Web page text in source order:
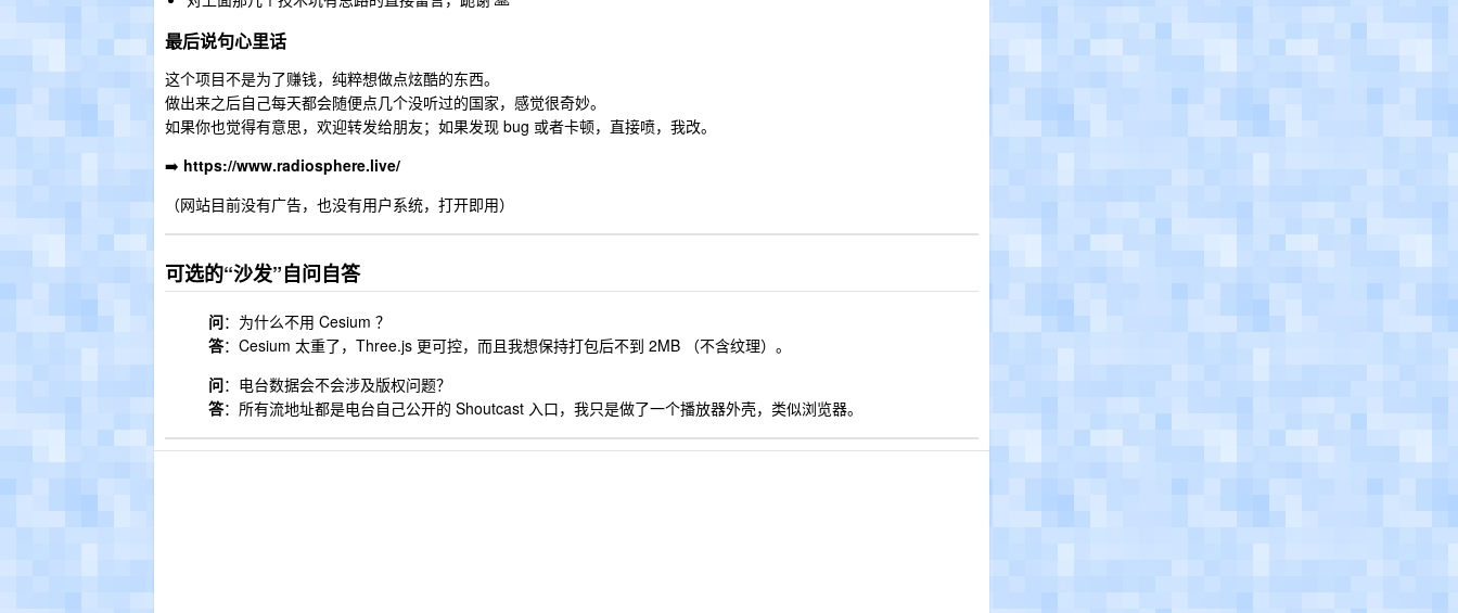
最后说句心里话
这个项目不是为了赚钱，纯粹想做点炫酷的东西。
做出来之后自己每天都会随便点几个没听过的国家，感觉很奇妙。
如果你也觉得有意思，欢迎转发给朋友；如果发现 bug 或者卡顿，直接喷，我改。
➡️ https://www.radiosphere.live/
（网站目前没有广告，也没有用户系统，打开即用）
可选的“沙发”自问自答
问：为什么不用 Cesium ？
答：Cesium 太重了，Three.js 更可控，而且我想保持打包后不到 2MB （不含纹理）。
问：电台数据会不会涉及版权问题？
答：所有流地址都是电台自己公开的 Shoutcast 入口，我只是做了一个播放器外壳，类似浏览器。